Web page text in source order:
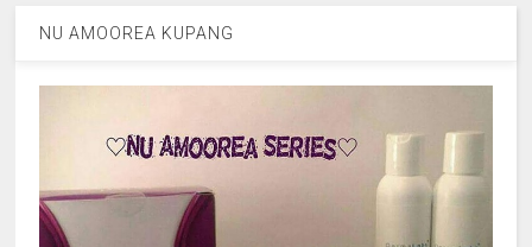
NU AMOOREA KUPANG